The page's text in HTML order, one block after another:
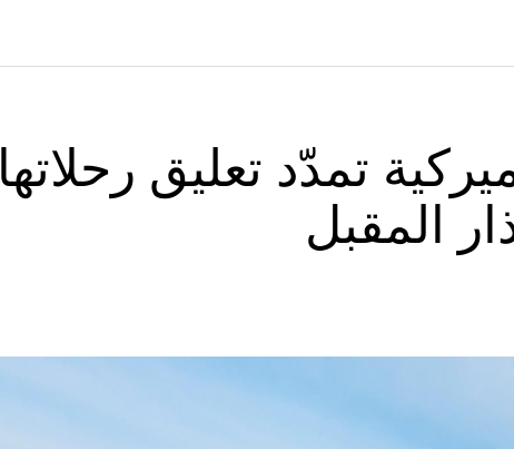
تمدّد تعليق رحلاتها
المقبل